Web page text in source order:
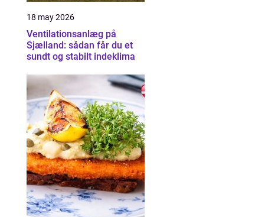
18 may 2026
Ventilationsanlæg på
Sjælland: sådan får du et
sundt og stabilt indeklima